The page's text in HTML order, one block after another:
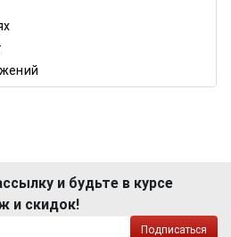
и будьте в курсе
и скидок!
Подписаться